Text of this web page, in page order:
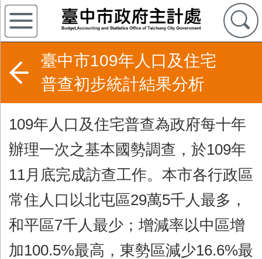
臺中市109年人口及住宅
普查初步統計結果分析
109年人口及住宅普查為政府每十年
辦理一次之基本國勢調查，於109年
11月底完成訪查工作。本市各行政區
常住人口以北屯區29萬5千人最多，
和平區7千人最少；增減率以中區增
加100.5%最高，東勢區減少16.6%最